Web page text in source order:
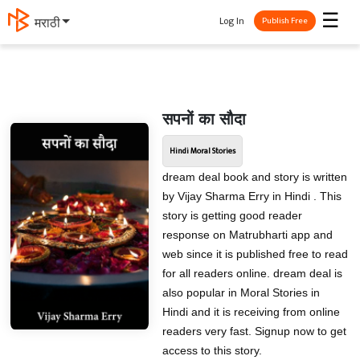
मराठी ☰
Log In Publish Free
सपनों का सौदा
Hindi Moral Stories
dream deal book and story is written
by Vijay Sharma Erry in Hindi . This
story is getting good reader
response on Matrubharti app and
web since it is published free to read
for all readers online. dream deal is
also popular in Moral Stories in
Hindi and it is receiving from online
readers very fast. Signup now to get
access to this story.